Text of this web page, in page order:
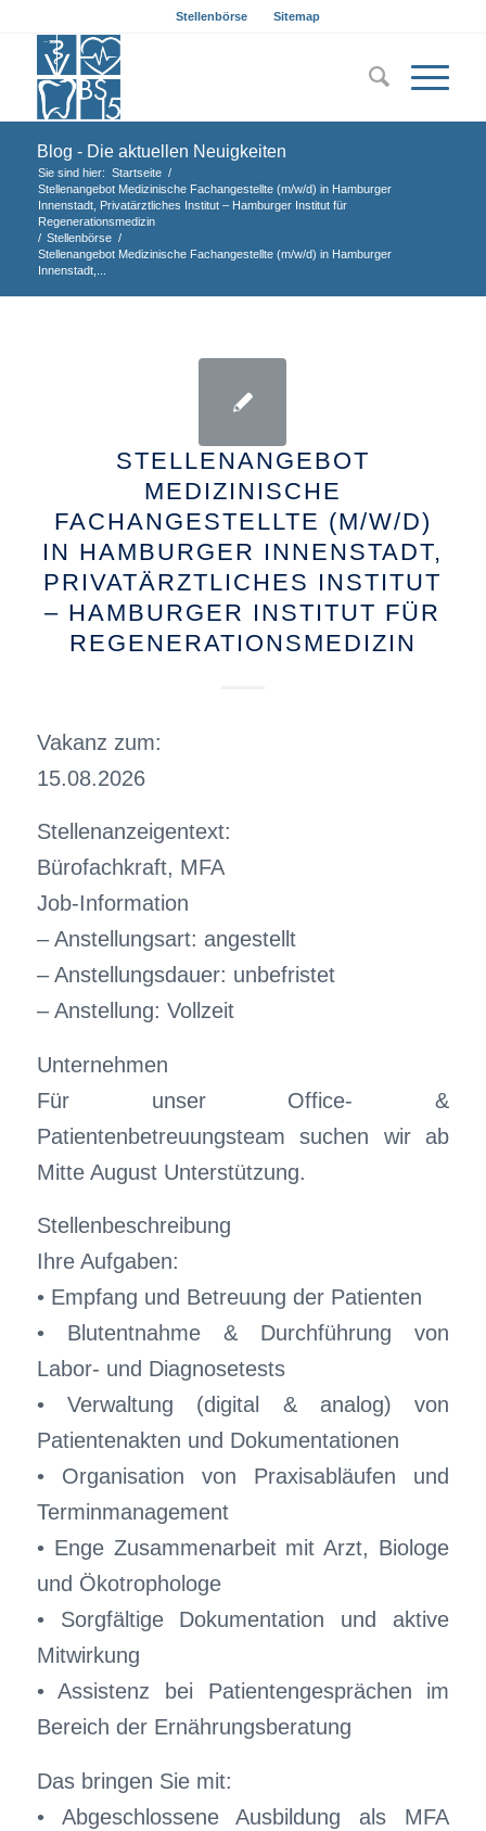
Stellenbörse Sitemap
Blog - Die aktuellen Neuigkeiten
Sie sind hier: Startseite /
Stellenangebot Medizinische Fachangestellte (m/w/d) in Hamburger
Innenstadt, Privatärztliches Institut – Hamburger Institut für
Regenerationsmedizin
/ Stellenbörse /
Stellenangebot Medizinische Fachangestellte (m/w/d) in Hamburger
Innenstadt,...
STELLENANGEBOT
MEDIZINISCHE
FACHANGESTELLTE (M/W/D)
IN HAMBURGER INNENSTADT,
PRIVATÄRZTLICHES INSTITUT
– HAMBURGER INSTITUT FÜR
REGENERATIONSMEDIZIN
Vakanz zum:
15.08.2026
Stellenanzeigentext:
Bürofachkraft, MFA
Job-Information
– Anstellungsart: angestellt
– Anstellungsdauer: unbefristet
– Anstellung: Vollzeit
Unternehmen
Für unser Office- &
Patientenbetreuungsteam suchen wir ab
Mitte August Unterstützung.
Stellenbeschreibung
Ihre Aufgaben:
• Empfang und Betreuung der Patienten
• Blutentnahme & Durchführung von
Labor- und Diagnosetests
• Verwaltung (digital & analog) von
Patientenakten und Dokumentationen
• Organisation von Praxisabläufen und
Terminmanagement
• Enge Zusammenarbeit mit Arzt, Biologe
und Ökotrophologe
• Sorgfältige Dokumentation und aktive
Mitwirkung
• Assistenz bei Patientengesprächen im
Bereich der Ernährungsberatung
Das bringen Sie mit:
• Abgeschlossene Ausbildung als MFA